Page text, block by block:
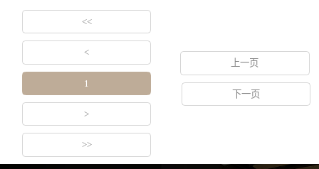
<<
<
1
>
>>
上一页
下一页